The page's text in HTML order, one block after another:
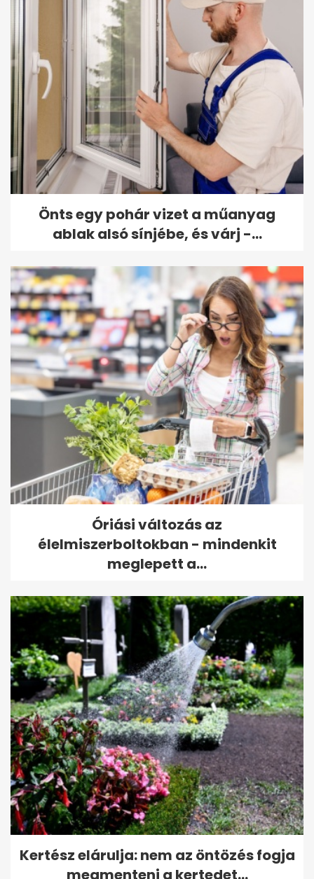
Önts egy pohár vizet a műanyag
ablak alsó sínjébe, és várj -...
Óriási változás az
élelmiszerboltokban - mindenkit
meglepett a...
Kertész elárulja: nem az öntözés fogja
megmenteni a kertedet...